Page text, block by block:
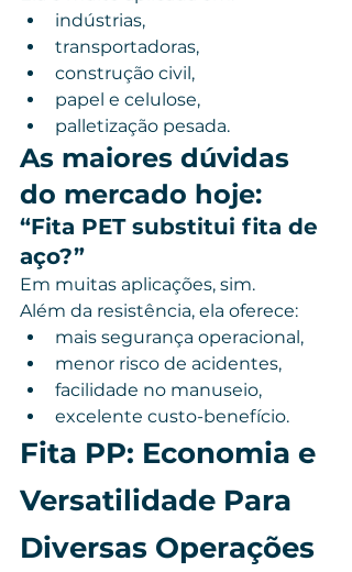
indústrias,
transportadoras,
construção civil,
papel e celulose,
palletização pesada.
As maiores dúvidas
do mercado hoje:
“Fita PET substitui fita de
aço?”
Em muitas aplicações, sim.
Além da resistência, ela oferece:
mais segurança operacional,
menor risco de acidentes,
facilidade no manuseio,
excelente custo-benefício.
Fita PP: Economia e
Versatilidade Para
Diversas Operações